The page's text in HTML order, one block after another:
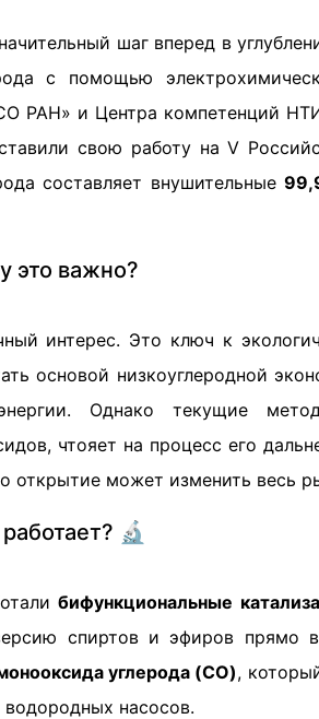
шаг вперед в
с помощью
РАН» и Центра компетенций
свою работу на V
составляет внушительные
это важно?
интерес. Это ключ к
основой низкоуглеродной
Однако текущие
чтояет на процесс его
открытие может изменить весь
🔬
бифункциональные
спиртов и эфиров прямо
углерода (CO),
водородных насосов.